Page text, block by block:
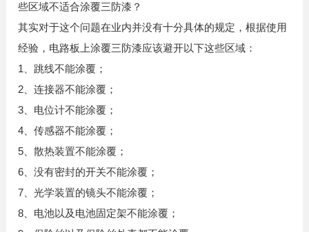
些区域不适合涂覆三防漆？
其实对于这个问题在业内并没有十分具体的规定，根据使用
经验，电路板上涂覆三防漆应该避开以下这些区域：
1、跳线不能涂覆；
2、连接器不能涂覆；
3、电位计不能涂覆；
4、传感器不能涂覆；
5、散热装置不能涂覆；
6、没有密封的开关不能涂覆；
7、光学装置的镜头不能涂覆；
8、电池以及电池固定架不能涂覆；